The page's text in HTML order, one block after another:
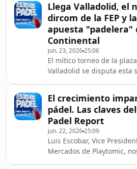
Atance, Marcos Robles e
Hernández. También con
García que presenta su
Varlion Classic.
Llega Valladolid, el
dircom de la FEP y la
apuesta "padelera"
Continental
jun. 23, 202625:06
El mítico torneo de la
Valladolid se disputa esta
con Alejandra Salazar.
tertulia interviene Nacho
nombrado director de
de la FEP. También
Nacho García, Angie
María Atance y Álvaro
Alberto Muñoz director de
El crecimiento
pádel. Las claves
Padel Report
jun. 22, 202625:09
Luis Escobar, Vice
Mercados de Playtomic,